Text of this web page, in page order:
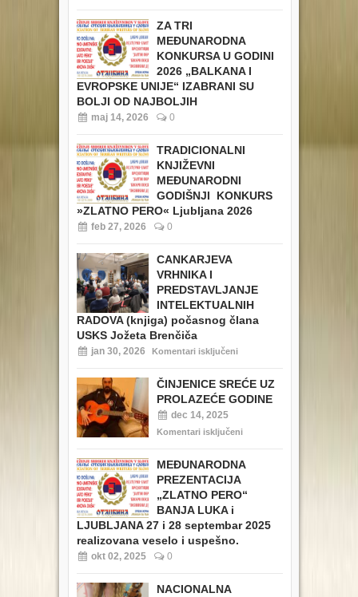
ZA TRI
MEĐUNARODNA
KONKURSA U GODINI
2026 „BALKANA I
EVROPSKE UNIJE“ IZABRANI SU
BOLJI OD NAJBOLJIH
maj 14, 2026 0
TRADICIONALNI
KNJIŽEVNI
MEĐUNARODNI
GODIŠNJI KONKURS
»ZLATNO PERO« Ljubljana 2026
feb 27, 2026 0
CANKARJEVA
VRHNIKA I
PREDSTAVLJANJE
INTELEKTUALNIH
RADOVA (knjiga) počasnog člana
USKS Jožeta Brenčiča
jan 30, 2026 Komentari isključeni
ČINJENICE SREĆE UZ
PROLAZEĆE GODINE
dec 14, 2025
Komentari isključeni
MEĐUNARODNA
PREZENTACIJA
„ZLATNO PERO“
BANJA LUKA i
LJUBLJANA 27 i 28 septembar 2025
realizovana veselo i uspešno.
okt 02, 2025 0
NACIONALNA